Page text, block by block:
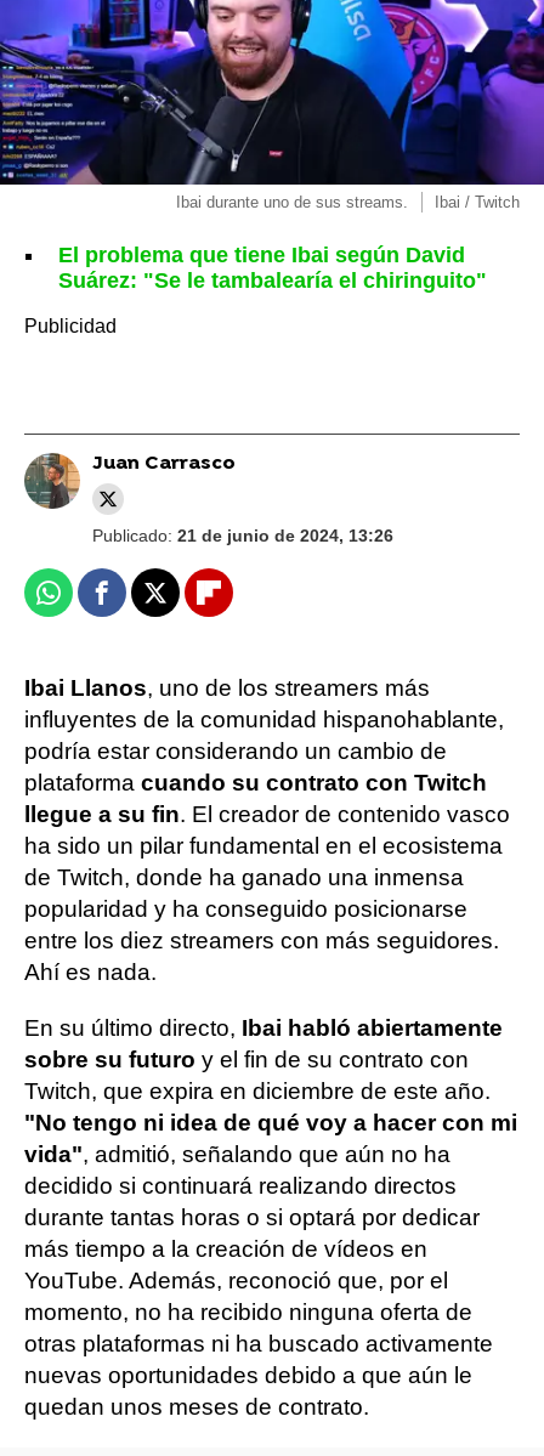
Ibai durante uno de sus streams. Ibai / Twitch
El problema que tiene Ibai según David
Suárez: "Se le tambalearía el chiringuito"
Juan Carrasco
Publicado: 21 de junio de 2024, 13:26
WhatsappFacebook
X Flipboard
Ibai Llanos, uno de los streamers más
influyentes de la comunidad hispanohablante,
podría estar considerando un cambio de
plataforma cuando su contrato con Twitch
llegue a su fin. El creador de contenido vasco
ha sido un pilar fundamental en el ecosistema
de Twitch, donde ha ganado una inmensa
popularidad y ha conseguido posicionarse
entre los diez streamers con más seguidores.
Ahí es nada.
En su último directo, Ibai habló abiertamente
sobre su futuro y el fin de su contrato con
Twitch, que expira en diciembre de este año.
"No tengo ni idea de qué voy a hacer con mi
vida", admitió, señalando que aún no ha
decidido si continuará realizando directos
durante tantas horas o si optará por dedicar
más tiempo a la creación de vídeos en
YouTube. Además, reconoció que, por el
momento, no ha recibido ninguna oferta de
otras plataformas ni ha buscado activamente
nuevas oportunidades debido a que aún le
quedan unos meses de contrato.